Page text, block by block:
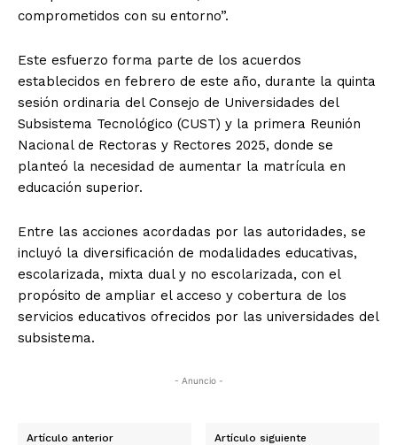
comprometidos con su entorno”.
Este esfuerzo forma parte de los acuerdos
establecidos en febrero de este año, durante la quinta
sesión ordinaria del Consejo de Universidades del
Subsistema Tecnológico (CUST) y la primera Reunión
Nacional de Rectoras y Rectores 2025, donde se
planteó la necesidad de aumentar la matrícula en
educación superior.
Entre las acciones acordadas por las autoridades, se
incluyó la diversificación de modalidades educativas,
escolarizada, mixta dual y no escolarizada, con el
propósito de ampliar el acceso y cobertura de los
servicios educativos ofrecidos por las universidades del
subsistema.
- Anuncio -
Artículo anterior Artículo siguiente